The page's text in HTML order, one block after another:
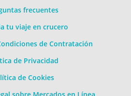
frecuentes
tu viaje en crucero
de Contratación
de Privacidad
de Cookies